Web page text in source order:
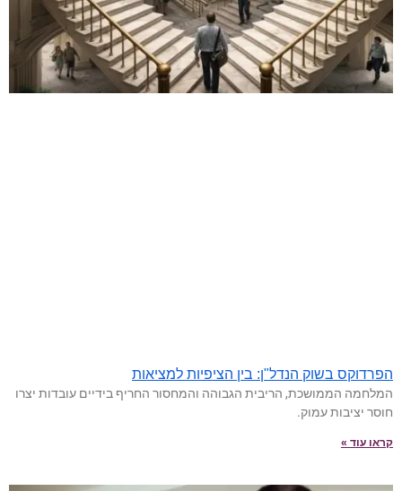
הפרדוקס בשוק הנדל"ן: בין הציפיות למציאות
המלחמה הממושכת, הריבית הגבוהה והמחסור החריף בידיים עובדות יצרו
חוסר יציבות עמוק.
קראו עוד »